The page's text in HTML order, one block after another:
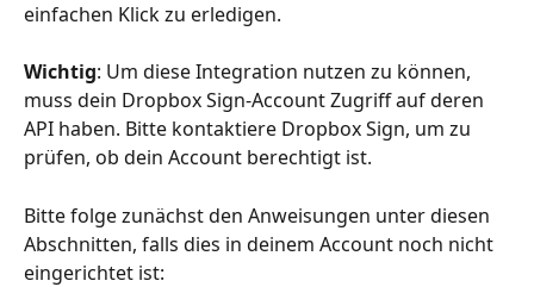
einfachen Klick zu erledigen.
Wichtig: Um diese Integration nutzen zu können,
muss dein Dropbox Sign-Account Zugriff auf deren
API haben. Bitte kontaktiere Dropbox Sign, um zu
prüfen, ob dein Account berechtigt ist.
Bitte folge zunächst den Anweisungen unter diesen
Abschnitten, falls dies in deinem Account noch nicht
eingerichtet ist: